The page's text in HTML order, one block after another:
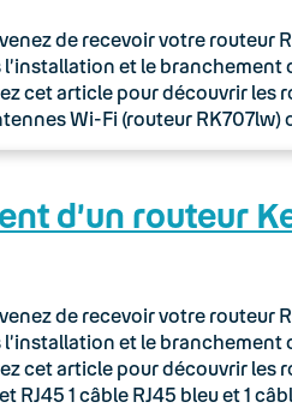
de recevoir votre routeur
et le branchement
cet article pour découvrir les
Wi-Fi (routeur RK707lw)
d’un routeur
de recevoir votre routeur
et le branchement
cet article pour découvrir les
RJ45 1 câble RJ45 bleu et 1